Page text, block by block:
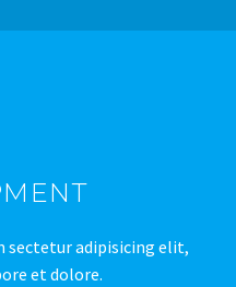
sectetur adipisicing elit,
et dolore.